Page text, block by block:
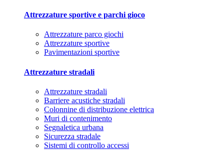
Attrezzature sportive e parchi gioco
Attrezzature parco giochi
Attrezzature sportive
Pavimentazioni sportive
Attrezzature stradali
Attrezzature stradali
Barriere acustiche stradali
Colonnine di distribuzione elettrica
Muri di contenimento
Segnaletica urbana
Sicurezza stradale
Sistemi di controllo accessi